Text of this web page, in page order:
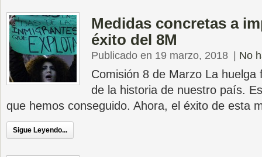
Medidas concretas a
éxito del 8M
Publicado en 19 marzo, 2018 No
Comisión 8 de Marzo La huelga
de la historia de nuestro país.
que hemos conseguido. Ahora, el éxito de esta
Sigue Leyendo...